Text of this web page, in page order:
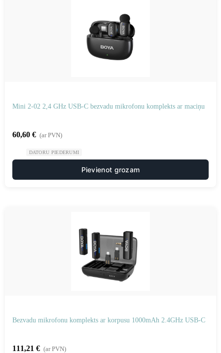
Mini 2-02 2,4 GHz USB-C bezvadu mikrofonu komplekts ar maciņu
60,60 € (ar PVN)
DATORU PIEDERUMI
Pievienot grozam
Bezvadu mikrofonu komplekts ar korpusu 1000mAh 2.4GHz USB-C
111,21 € (ar PVN)